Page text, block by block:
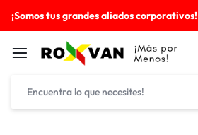
¡Somos tus grandes aliados corporativos!